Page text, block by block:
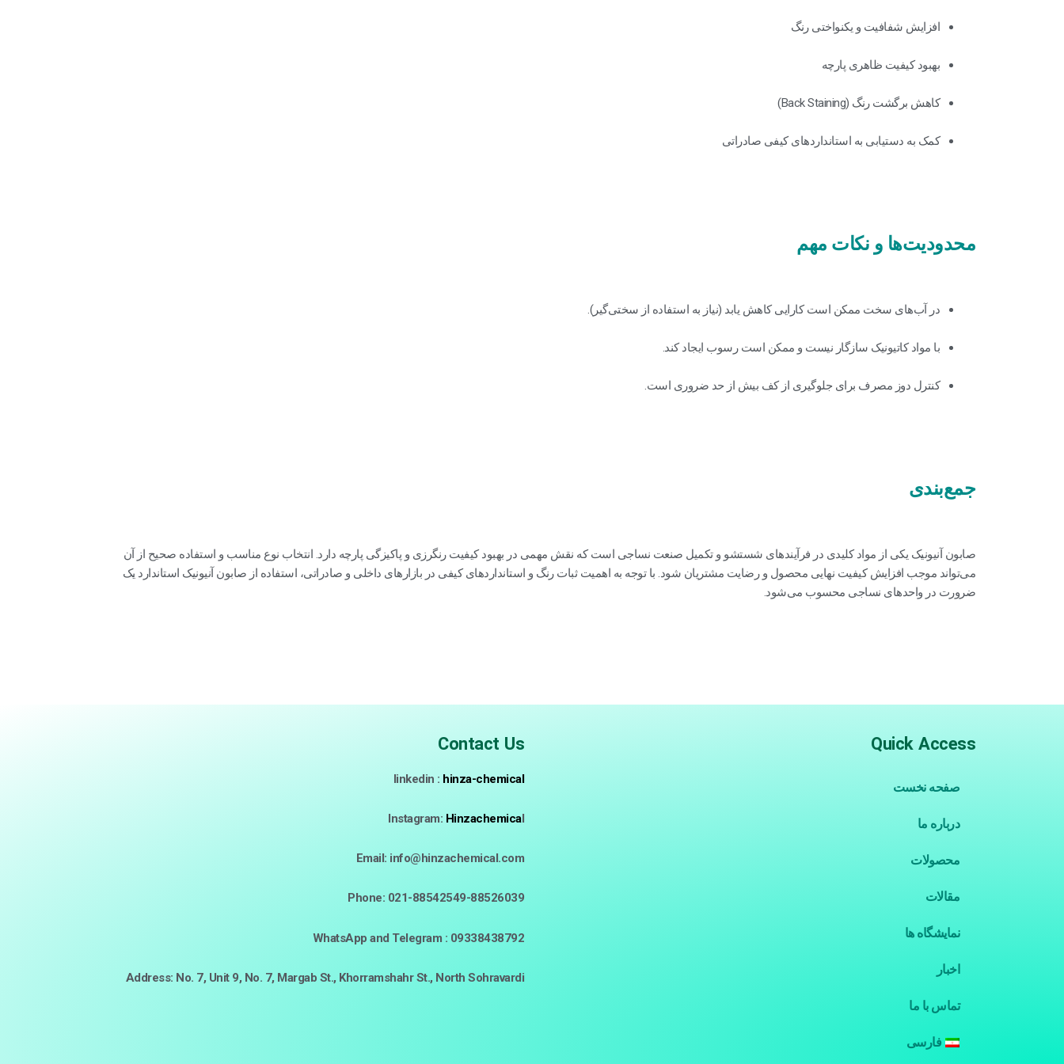
افزایش شفافیت و یکنواختی رنگ
بهبود کیفیت ظاهری پارچه
کاهش برگشت رنگ (Back Staining)
کمک به دستیابی به استانداردهای کیفی صادراتی
محدودیت‌ها و نکات مهم
در آب‌های سخت ممکن است کارایی کاهش یابد (نیاز به استفاده از سختی‌گیر).
با مواد کاتیونیک سازگار نیست و ممکن است رسوب ایجاد کند.
کنترل دوز مصرف برای جلوگیری از کف بیش از حد ضروری است.
جمع‌بندی
صابون آنیونیک یکی از مواد کلیدی در فرآیندهای شستشو و تکمیل صنعت نساجی است که نقش مهمی در بهبود کیفیت رنگرزی و پاکیزگی پارچه دارد. انتخاب نوع مناسب و استفاده صحیح از آن
می‌تواند موجب افزایش کیفیت نهایی محصول و رضایت مشتریان شود. با توجه به اهمیت ثبات رنگ و استانداردهای کیفی در بازارهای داخلی و صادراتی، استفاده از صابون آنیونیک استاندارد یک
ضرورت در واحدهای نساجی محسوب می‌شود.
Quick Access
صفحه نخست
درباره ما
محصولات
مقالات
نمایشگاه ها
اخبار
تماس با ما
فارسی
Contact Us
linkedin : hinza-chemical
Instagram: Hinzachemical
Email: info@hinzachemical.com
Phone: 021-88542549-88526039
WhatsApp and Telegram : 09338438792
Address: No. 7, Unit 9, No. 7, Margab St., Khorramshahr St., North Sohravardi